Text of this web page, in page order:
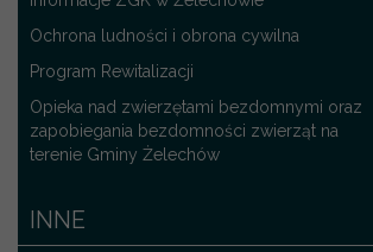
Ochrona ludności i obrona cywilna
Program Rewitalizacji
Opieka nad zwierzętami bezdomnymi oraz
zapobiegania bezdomności zwierząt na
terenie Gminy Żelechów
INNE